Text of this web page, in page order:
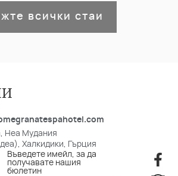
всички стаи
Неа Мудания
Халкидики, Гърция
Въведете имейл, за да
получавате нашия
бюлетин